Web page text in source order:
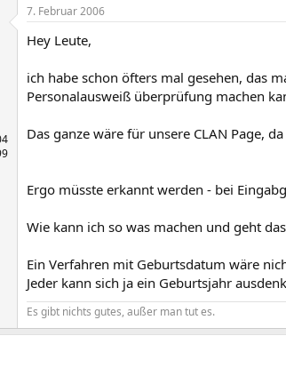
7. Februar 2006
Hey Leute,
ich habe schon öfters mal gesehen, das
Personalausweiß überprüfung machen
Das ganze wäre für unsere CLAN Page,
Ergo müsste erkannt werden - bei
Wie kann ich so was machen und geht
Ein Verfahren mit Geburtsdatum wäre
Jeder kann sich ja ein Geburtsjahr
Es gibt nichts gutes, außer man tut es.